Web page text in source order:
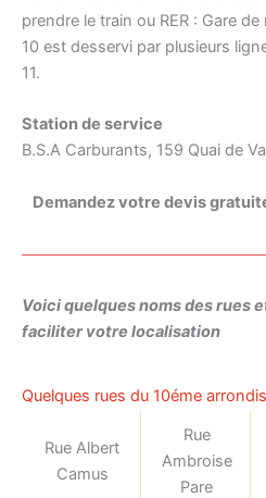
prendre le train ou RER : Gare de
10 est desservi par plusieurs
11.
Station de service
B.S.A Carburants, 159 Quai de
Demandez votre devis
Voici quelques noms des rues
faciliter votre localisation
Quelques rues du 10éme
Rue Albert
Camus
Rue
Ambroise
Pare